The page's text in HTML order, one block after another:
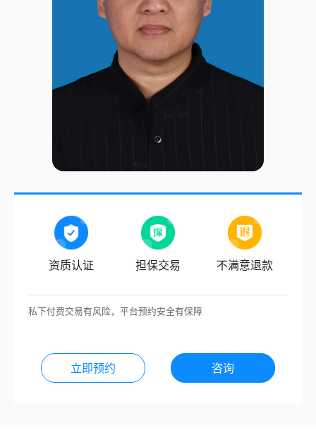
资质认证 担保交易 不满意退款
私下付费交易有风险，平台预约安全有保障
立即预约 咨询